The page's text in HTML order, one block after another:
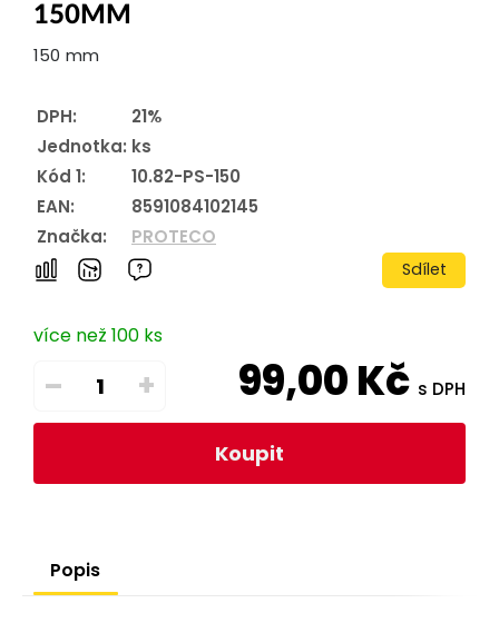
150MM
150 mm
DPH:
21%
Jednotka: ks
Kód 1:
10.82-PS-150
EAN:
8591084102145
Značka:
PROTECO
Sdílet
více než 100 ks
– + 99,00Kč s DPH
Koupit
Popis